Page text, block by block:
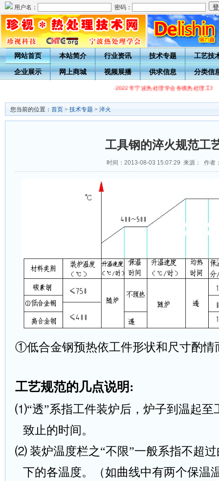
用户名： 密码：
网站首页 本站简介 行业资讯 技术专题 工艺技
企业展示 网上商城 视频展播 供求信息 分类信
·2022年宁波热处理学会各级热处理工培
您当前的位置： 首页 > 技术专题 > 淬火
工具钢的淬火规范工
时间：2013-08-03 15:07:29 来源： 作者
①低合金钢预热依工件形状和尺寸酌情
工艺规范的几点说明 :
⑴“透”系指工件装炉后，炉子到温起至
致止的时间。
⑵ 装炉温度栏之“不限”一般系指不超
下的各温度。（如曲线中有两个保温